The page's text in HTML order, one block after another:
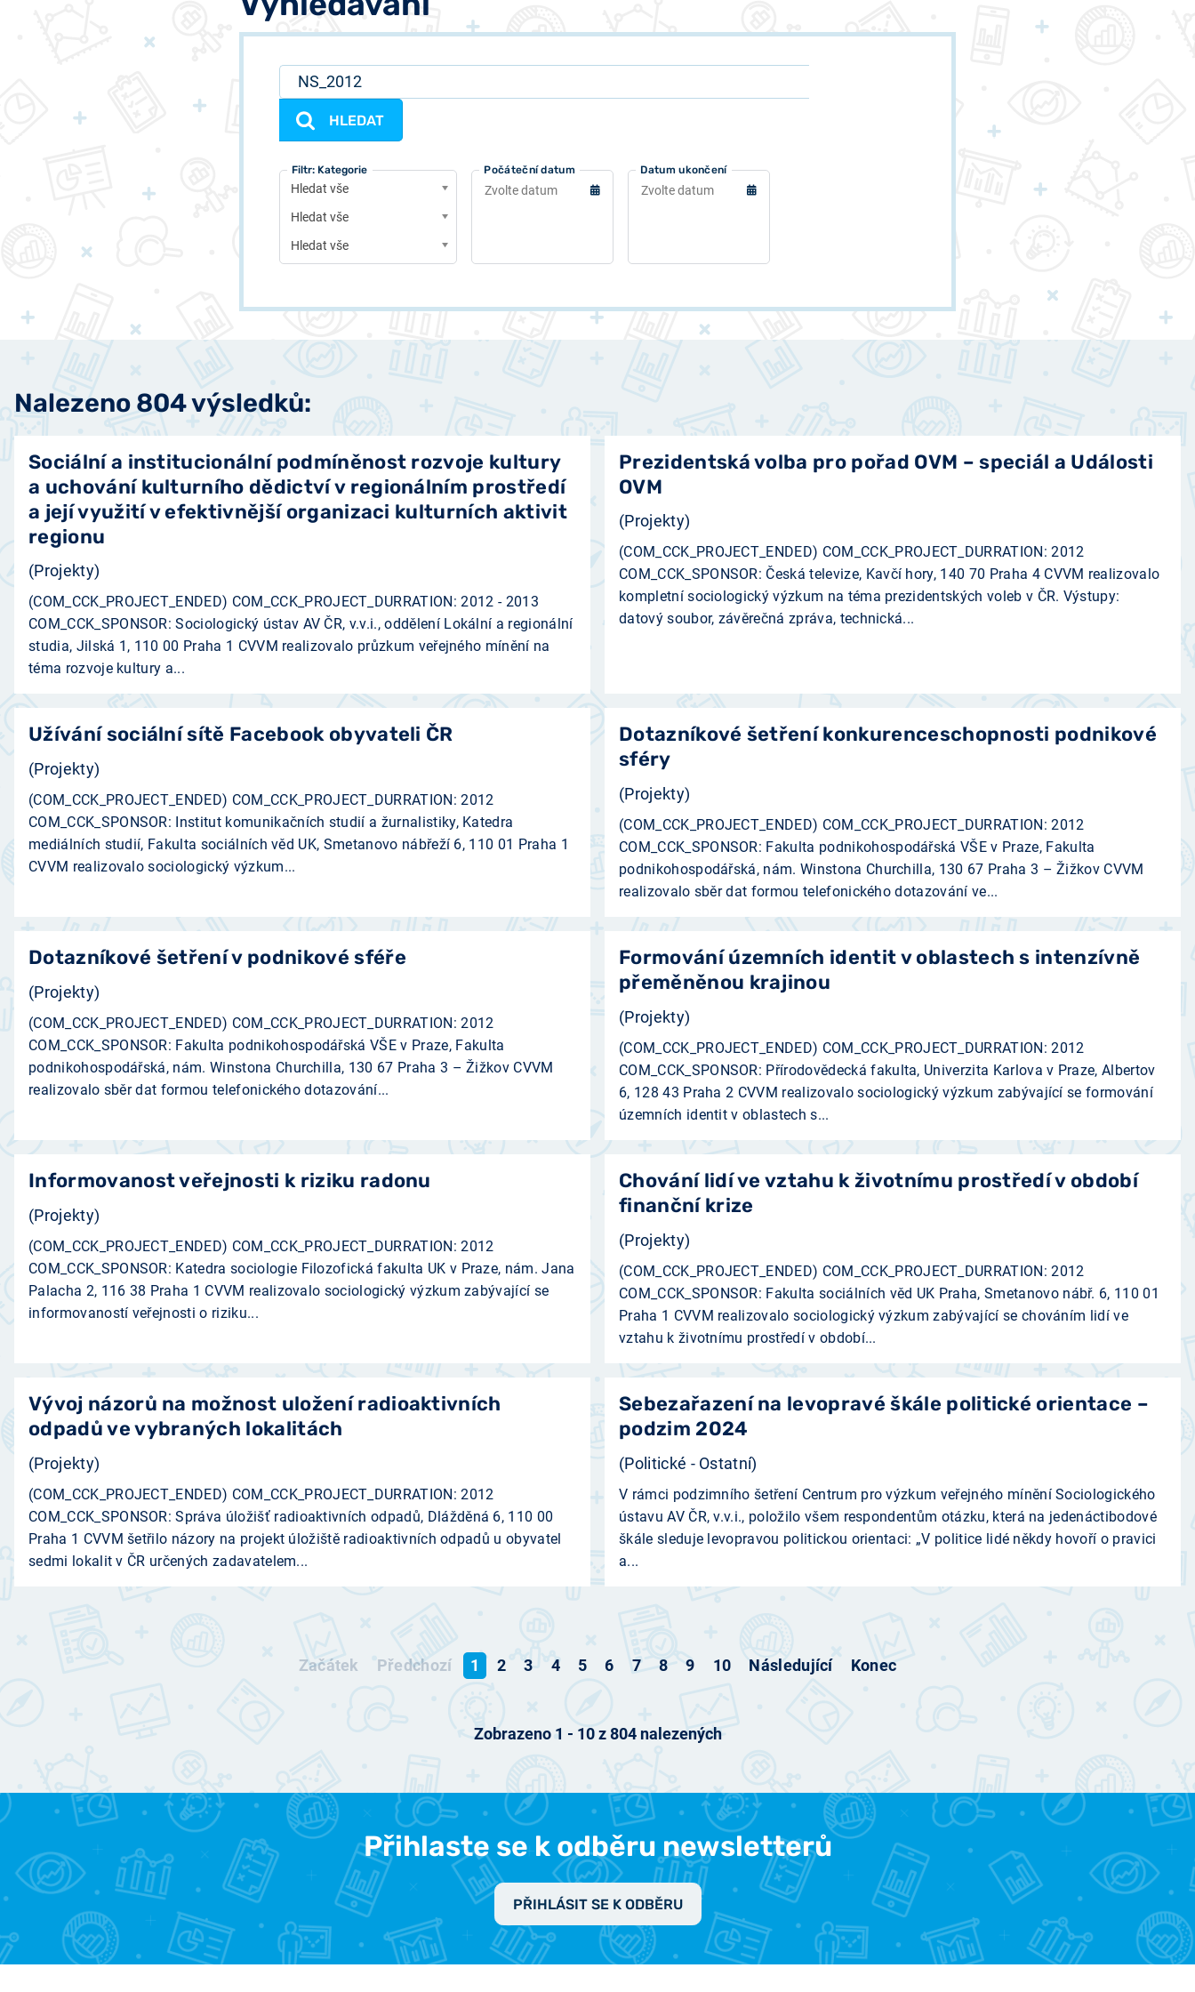
HLEDAT
Počáteční datum Datum ukončení
Filtr: Typ
Hledat vše
Filtr: Autor
Hledat vše
Filtr: Kategorie
Hledat vše
Nalezeno 804 výsledků:
Sociální a institucionální podmíněnost rozvoje kultury
a uchování kulturního dědictví v regionálním prostředí
a její využití v efektivnější organizaci kulturních aktivit
regionu
(Projekty)
(COM_CCK_PROJECT_ENDED) COM_CCK_PROJECT_DURRATION: 2012 - 2013
COM_CCK_SPONSOR: Sociologický ústav AV ČR, v.v.i., oddělení Lokální a regionální
studia, Jilská 1, 110 00 Praha 1 ­CVVM realizovalo průzkum veřejného mínění na
téma rozvoje kultury a...
Prezidentská volba pro pořad OVM – speciál a Události
OVM
(Projekty)
(COM_CCK_PROJECT_ENDED) COM_CCK_PROJECT_DURRATION: 2012
COM_CCK_SPONSOR: Česká televize, Kavčí hory, 140 70 Praha 4 CVVM realizovalo
kompletní sociologický výzkum na téma prezidentských voleb v ČR. Výstupy:
datový soubor, závěrečná zpráva, technická...
Užívání sociální sítě Facebook obyvateli ČR
(Projekty)
(COM_CCK_PROJECT_ENDED) COM_CCK_PROJECT_DURRATION: 2012
COM_CCK_SPONSOR: Institut komunikačních studií a žurnalistiky, Katedra
mediálních studií, Fakulta sociálních věd UK, Smetanovo nábřeží 6, 110 01 Praha 1
­CVVM realizovalo sociologický výzkum...
Dotazníkové šetření konkurenceschopnosti podnikové
sféry
(Projekty)
(COM_CCK_PROJECT_ENDED) COM_CCK_PROJECT_DURRATION: 2012
COM_CCK_SPONSOR: Fakulta podnikohospodářská VŠE v Praze, Fakulta
podnikohospodářská, nám. Winstona Churchilla, 130 67 Praha 3 – Žižkov ­CVVM
realizovalo sběr dat formou telefonického dotazování ve...
Dotazníkové šetření v podnikové sféře
(Projekty)
(COM_CCK_PROJECT_ENDED) COM_CCK_PROJECT_DURRATION: 2012
COM_CCK_SPONSOR: Fakulta podnikohospodářská VŠE v Praze, Fakulta
podnikohospodářská, nám. Winstona Churchilla, 130 67 Praha 3 – Žižkov ­­CVVM
realizovalo sběr dat formou telefonického dotazování...
Formování územních identit v oblastech s intenzívně
přeměněnou krajinou
(Projekty)
(COM_CCK_PROJECT_ENDED) COM_CCK_PROJECT_DURRATION: 2012
COM_CCK_SPONSOR: Přírodovědecká fakulta, Univerzita Karlova v Praze, Albertov
6, 128 43 Praha 2 ­CVVM realizovalo sociologický výzkum zabývající se formování
územních identit v oblastech s...
Informovanost veřejnosti k riziku radonu
(Projekty)
(COM_CCK_PROJECT_ENDED) COM_CCK_PROJECT_DURRATION: 2012
COM_CCK_SPONSOR: Katedra sociologie Filozofická fakulta UK v Praze, nám. Jana
Palacha 2, 116 38 Praha 1 ­CVVM realizovalo sociologický výzkum zabývající se
informovaností veřejnosti o riziku...
Chování lidí ve vztahu k životnímu prostředí v období
finanční krize
(Projekty)
(COM_CCK_PROJECT_ENDED) COM_CCK_PROJECT_DURRATION: 2012
COM_CCK_SPONSOR: Fakulta sociálních věd UK Praha, Smetanovo nábř. 6, 110 01
Praha 1 ­CVVM realizovalo sociologický výzkum zabývající se chováním lidí ve
vztahu k životnímu prostředí v období...
Vývoj názorů na možnost uložení radioaktivních
odpadů ve vybraných lokalitách
(Projekty)
(COM_CCK_PROJECT_ENDED) COM_CCK_PROJECT_DURRATION: 2012
COM_CCK_SPONSOR: Správa úložišť radioaktivních odpadů, Dlážděná 6, 110 00
Praha 1 ­­CVVM šetřilo názory na projekt úložiště radioaktivních odpadů u obyvatel
sedmi lokalit v ČR určených zadavatelem...
Sebezařazení na levopravé škále politické orientace –
podzim 2024
(Politické - Ostatní)
V rámci podzimního šetření Centrum pro výzkum veřejného mínění Sociologického
ústavu AV ČR, v.v.i., položilo všem respondentům otázku, která na jedenáctibodové
škále sleduje levopravou politickou orientaci: „V politice lidé někdy hovoří o pravici
a...
Začátek Předchozí 1 2 3 4 5 6 7 8 9 10 Následující Konec
Zobrazeno 1 - 10z804nalezených
Přihlaste se k odběru newsletterů
PŘIHLÁSIT SE K ODBĚRU